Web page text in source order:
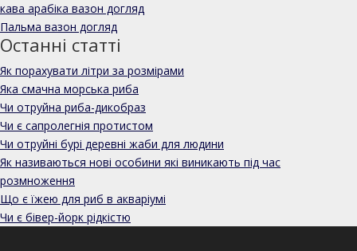
кава арабіка вазон догляд
Пальма вазон догляд
Останні статті
Як порахувати літри за розмірами
Яка смачна морська риба
Чи отруйна риба-дикобраз
Чи є сапролегнія протистом
Чи отруйні бурі деревні жаби для людини
Як називаються нові особини які виникають під час
розмноження
Що є їжею для риб в акваріумі
Чи є бівер-йорк рідкістю